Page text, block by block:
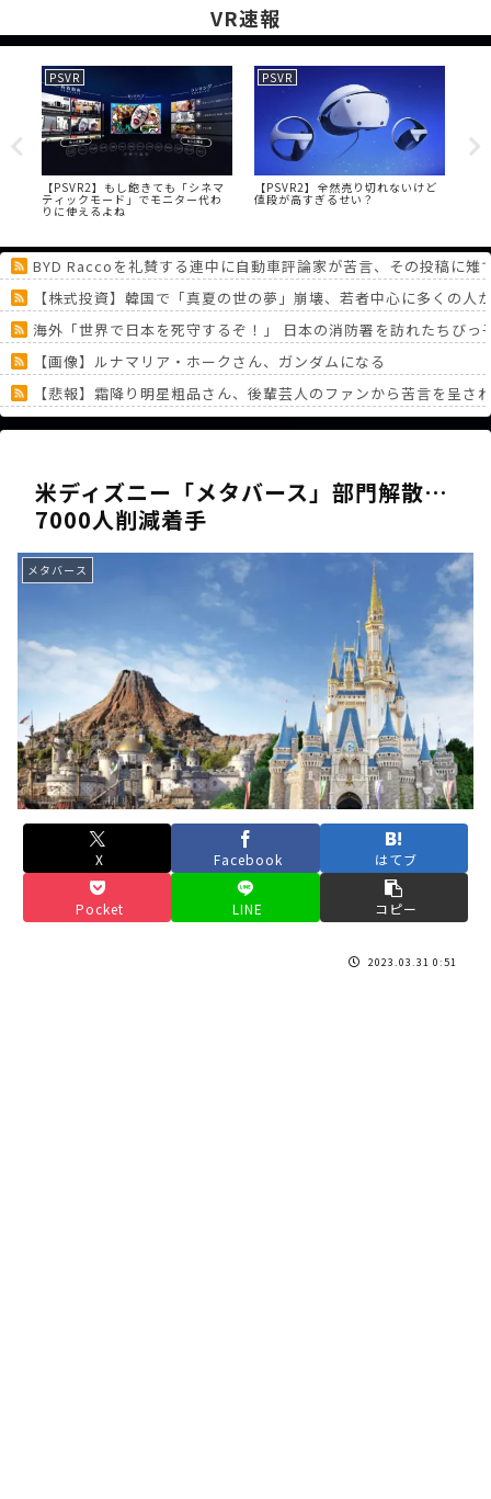
VR速報
PSVR
【PSVR2】もし飽きても「シネマ
ティックモード」でモニター代わ
りに使えるよね
PSVR
【PSVR2】全然売り切れないけど
値段が高すぎるせい？
BYD Raccoを礼賛する連中に自動車評論家が苦言、その投稿に
【株式投資】韓国で「真夏の世の夢」崩壊、若者中心に多くの
海外「世界で日本を死守するぞ！」 日本の消防署を訪れたちびっ
【画像】ルナマリア・ホークさん、ガンダムになる
【悲報】霜降り明星粗品さん、後輩芸人のファンから苦言を呈さ
PS5独占タイトル、『竜騎士の迷宮 リマスター』が発表！
《どうしてこうなった！？》「フリーレン一番くじ」を記念に
《人気No.1は誰だ？》順位でまさかの下剋上！？「魔族達のラ
《未だ謎多きキャラ達の順位》：「女神の石碑編」＆「帝国編
《アニメ2期＆3期が強い》「神技のレヴォルテ編」・「黄金郷
《強者達が上位に立ち並ぶ》「一級魔法使い選抜試験編」のキ
36歳の彼女と結婚したいのに、家族が猛反対。家族から信じら
【ホロライブ】アキロゼARK2次会ゴッフィーのサムネ草
Powered by livedoor 相互RSS
米ディズニー「メタバース」部門解散…
7000人削減着手
メタバース
X Facebook はてブ
Pocket LINE コピー
2023.03.31 0:51